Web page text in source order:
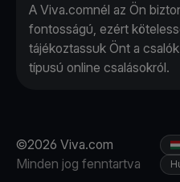
A Viva.comnél az Ön
fontosságú, ezért
tájékoztassuk Önt a
típusú online csalásokról.
©2026 Viva.com
Minden jog fenntartva